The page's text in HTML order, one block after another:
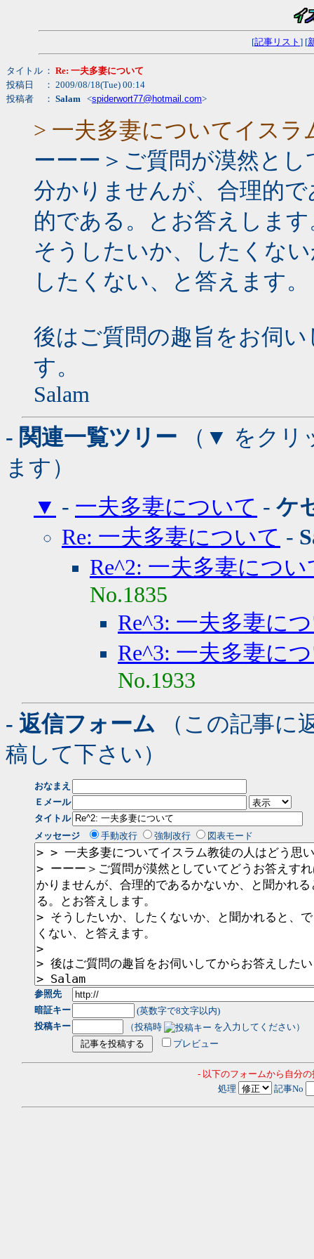
[記事リスト ] [
タイトル ： Re: 一夫多妻について
投稿日
： 2009/08/18(Tue) 00:14
投稿者
： Salam <spiderwort77@hotmail.com>
> 一夫多妻についてイス
ーーー＞ご質問が漠然と
分かりませんが、合理的
的である。とお答えします
そうしたいか、したくな
したくない、と答えます。
後はご質問の趣旨をお伺
す。
Salam
- 関連一覧ツリー （▼ をクリ
ます）
▼ - 一夫多妻について - ケ
Re: 一夫多妻について -
Re^2: 一夫多妻につい
No.1835
Re^3: 一夫多妻に
Re^3: 一夫多妻に
No.1933
- 返信フォーム （この記事に
稿して下さい）
おなまえ
Ｅメール
タイトル
メッセージ
手動改行 強制改行 図表モード
参照先
暗証キー
(英数字で8文字以内)
投稿キー
（投稿時
を入力してください）
プレビュー
- 以下のフォームから自分
処理
記事No